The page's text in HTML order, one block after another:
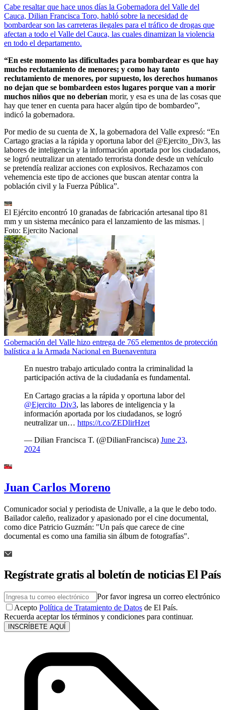
Cabe resaltar que hace unos días la Gobernadora del Valle del
Cauca, Dilian Francisca Toro, habló sobre la necesidad de
bombardear son las carreteras ilegales para el tráfico de drogas que
afectan a todo el Valle del Cauca, las cuales dinamizan la violencia
en todo el departamento.
“En este momento las dificultades para bombardear es que hay
mucho reclutamiento de menores; y como hay tanto
reclutamiento de menores, por supuesto, los derechos humanos
no dejan que se bombardeen estos lugares porque van a morir
muchos niños que no deberían morir, y esa es una de las cosas que
hay que tener en cuenta para hacer algún tipo de bombardeo”,
indicó la gobernadora.
Por medio de su cuenta de X, la gobernadora del Valle expresó: “En
Cartago gracias a la rápida y oportuna labor del @Ejercito_Div3, las
labores de inteligencia y la información aportada por los ciudadanos,
se logró neutralizar un atentado terrorista donde desde un vehículo
se pretendía realizar acciones con explosivos. Rechazamos con
vehemencia este tipo de acciones que buscan atentar contra la
población civil y la Fuerza Pública”.
El Ejército encontró 10 granadas de fabricación artesanal tipo 81
mm y un sistema mecánico para el lanzamiento de las mismas. |
Foto: Ejercito Nacional
Gobernación del Valle hizo entrega de 765 elementos de protección
balística a la Armada Nacional en Buenaventura
En nuestro trabajo articulado contra la criminalidad la
participación activa de la ciudadanía es fundamental.
En Cartago gracias a la rápida y oportuna labor del
@Ejercito_Div3, las labores de inteligencia y la
información aportada por los ciudadanos, se logró
neutralizar un… https://t.co/ZEDlirHzet
— Dilian Francisca T. (@DilianFrancisca) June 23,
2024
Juan Carlos Moreno
Comunicador social y periodista de Univalle, a la que le debo todo.
Bailador caleño, realizador y apasionado por el cine documental,
como dice Patricio Guzmán: "Un país que carece de cine
documental es como una familia sin álbum de fotografías".
Regístrate gratis al boletín de noticias El País
Por favor ingresa un correo electrónico
Acepto Política de Tratamiento de Datos de El País.
Recuerda aceptar los términos y condiciones para continuar.
INSCRÍBETE AQUÍ